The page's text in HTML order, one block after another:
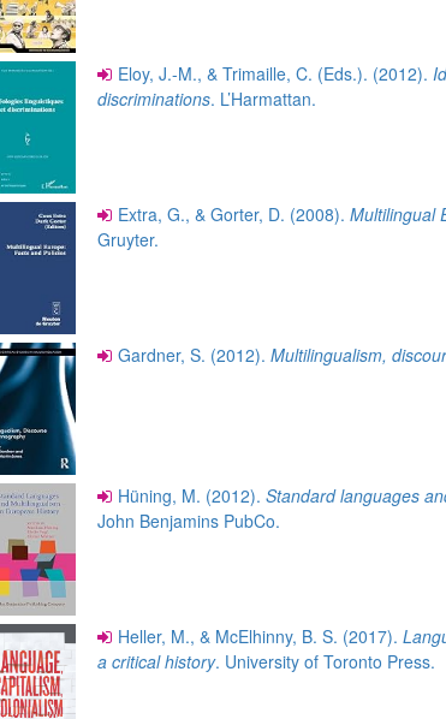
Eloy, J.-M., & Trimaille, C. (Eds.). (2012).
discriminations. L’Harmattan.
Extra, G., & Gorter, D. (2008).Multilingual
Gruyter.
Gardner, S. (2012).Multilingualism,
Hüning, M. (2012).Standard languages
John Benjamins PubCo.
Heller, M., & McElhinny, B. S. (2017).
a critical history. University of Toronto Press.